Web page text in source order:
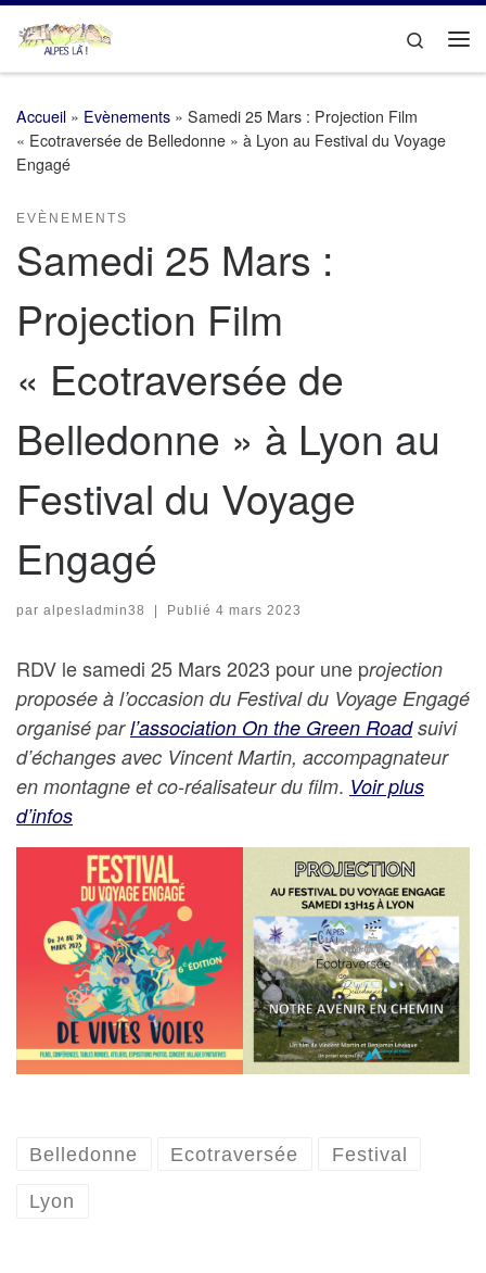
Passer au contenu
Search
Accueil » Evènements » Samedi 25 Mars : Projection Film
« Ecotraversée de Belledonne » à Lyon au Festival du Voyage
Engagé
EVÈNEMENTS
Samedi 25 Mars :
Projection Film
« Ecotraversée de
Belledonne » à Lyon au
Festival du Voyage
Engagé
par alpesladmin38 | Publié 4 mars 2023
RDV le samedi 25 Mars 2023 pour une projection
proposée à l’occasion du Festival du Voyage Engagé
organisé parl’association On the Green Roadsuivi
d’échanges avec Vincent Martin, accompagnateur
en montagne et co-réalisateur du film. Voir plus
d’infos
Belledonne Ecotraversée Festival
Lyon